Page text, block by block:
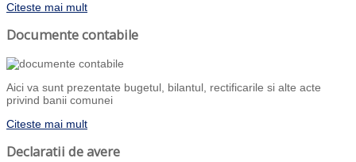
Citeste mai mult
Documente contabile
Aici va sunt prezentate bugetul, bilantul, rectificarile si alte acte
privind banii comunei
Citeste mai mult
Declaratii de avere